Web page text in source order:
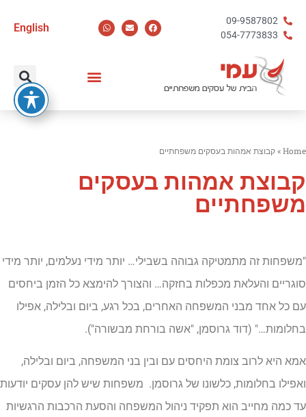
09-9587802
054-7773833
English
Home
»קבוצת אמהות בעסקים משפחתיים
קבוצת אמהות בעסקים
משפחתיים
"משפחות זה מתמטיקה גבוהה בשבילי… יותר מידי נעלמים, יותר מידי
סוגריים והעלאת מכפלות בחזקה… והצורך להימצא כל הזמן ביחסים
עם כל אחד מבני המשפחה האחרים, בכל רגע, ביום ובלילה, אפילו
בחלומות…" (דוד גרוסמן, "אשה בורחת מבשורה").
אמא היא לרוב צומת היחסים עם ובין בני המשפחה, ביום ובלילה,
ואפילו בחלומות, כלשונו של גרוסמן. משפחות שיש להן עסקים יודעות
עד כמה מחייב הוא תפקיד ניהול המשפחה והסעת הרכבות הרגשיות